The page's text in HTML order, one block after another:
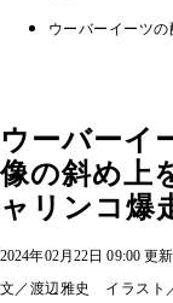
ウーバーイーツ
ウーバーイ
像の斜め上
ャリンコ爆
2024年02月22日 09:00 更新
文／渡辺雅史 イラスト